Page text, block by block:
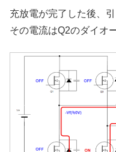
充放電が完了した後、
その電流はQ2のダイオ